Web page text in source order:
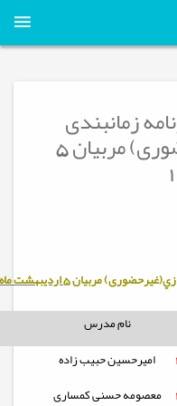
شماره 05-05 برنامه زمانبندی
دوره های مجازی ( غیر حضوری) مربیان 5
مربيان5 اردیبهشت ماه سال 1405
نام مدرس
امیرحسین حبیب زاده
معصومه حسنی کمساری